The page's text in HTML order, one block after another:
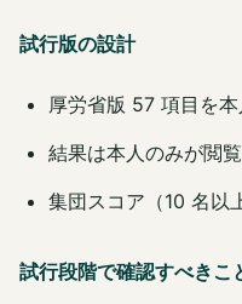
試行版の設計
厚労省版 57 項目を本
結果は本人のみが閲覧
集団スコア（10 名以
試行段階で確認すべきこ